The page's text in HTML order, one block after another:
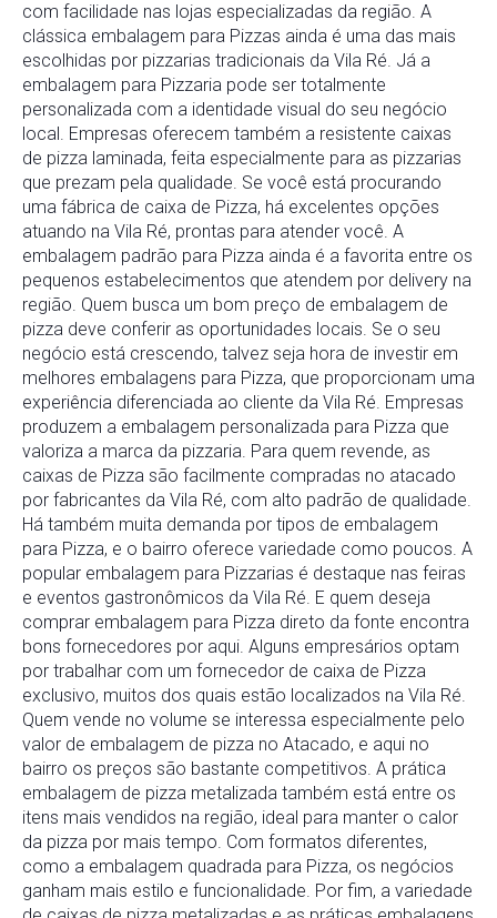
com facilidade nas lojas especializadas da região. A
clássica embalagem para Pizzas ainda é uma das mais
escolhidas por pizzarias tradicionais da Vila Ré. Já a
embalagem para Pizzaria pode ser totalmente
personalizada com a identidade visual do seu negócio
local. Empresas oferecem também a resistente caixas
de pizza laminada, feita especialmente para as pizzarias
que prezam pela qualidade. Se você está procurando
uma fábrica de caixa de Pizza, há excelentes opções
atuando na Vila Ré, prontas para atender você. A
embalagem padrão para Pizza ainda é a favorita entre os
pequenos estabelecimentos que atendem por delivery na
região. Quem busca um bom preço de embalagem de
pizza deve conferir as oportunidades locais. Se o seu
negócio está crescendo, talvez seja hora de investir em
melhores embalagens para Pizza, que proporcionam uma
experiência diferenciada ao cliente da Vila Ré. Empresas
produzem a embalagem personalizada para Pizza que
valoriza a marca da pizzaria. Para quem revende, as
caixas de Pizza são facilmente compradas no atacado
por fabricantes da Vila Ré, com alto padrão de qualidade.
Há também muita demanda por tipos de embalagem
para Pizza, e o bairro oferece variedade como poucos. A
popular embalagem para Pizzarias é destaque nas feiras
e eventos gastronômicos da Vila Ré. E quem deseja
comprar embalagem para Pizza direto da fonte encontra
bons fornecedores por aqui. Alguns empresários optam
por trabalhar com um fornecedor de caixa de Pizza
exclusivo, muitos dos quais estão localizados na Vila Ré.
Quem vende no volume se interessa especialmente pelo
valor de embalagem de pizza no Atacado, e aqui no
bairro os preços são bastante competitivos. A prática
embalagem de pizza metalizada também está entre os
itens mais vendidos na região, ideal para manter o calor
da pizza por mais tempo. Com formatos diferentes,
como a embalagem quadrada para Pizza, os negócios
ganham mais estilo e funcionalidade. Por fim, a variedade